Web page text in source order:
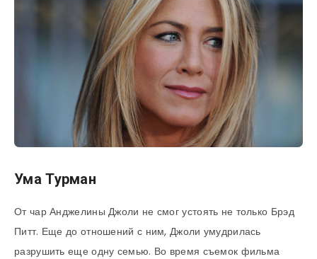
Ума Турман
От чар Анджелины Джоли не смог устоять не только Брэд
Питт. Еще до отношений с ним, Джоли умудрилась
разрушить еще одну семью. Во время съемок фильма